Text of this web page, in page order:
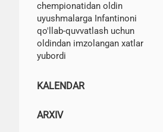
chempionatidan oldin
uyushmalarga Infantinoni
qo'llab-quvvatlash uchun
oldindan imzolangan xatlar
yubordi
KALENDAR
ARXIV